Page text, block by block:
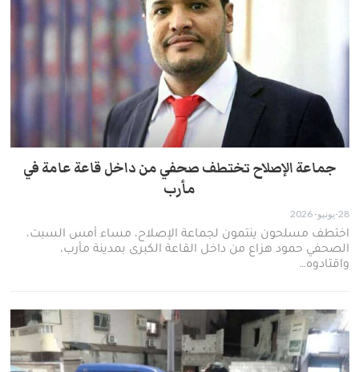
جماعة الإصلاح تختطف صحفي من داخل قاعة عامة في
مأرب
28-يونيو- 2026
​اختطف مسلحون ينتمون لجماعة الإصلاح، مساء أمس السبت،
الصحفي حمود هزاع من داخل القاعة الكبرى بمدينة مأرب،
واقتادوه…